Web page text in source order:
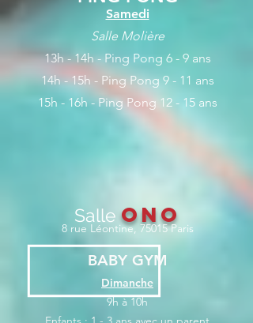
Samedi
Salle Molière
13h - 14h - Ping Pong 6 - 9 ans
14h - 15h - Ping Pong 9 - 11 ans
15h - 16h - Ping Pong 12 - 15 ans
SalleONO
8 rue Léontine, 75015 Paris
BABY GYM
Dimanche
9h à 10h